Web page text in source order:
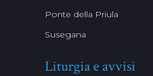
Ponte della Priula
Susegana
Liturgia e avvisi